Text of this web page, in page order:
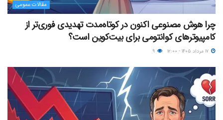
مقالات عمومی
چرا هوش مصنوعی اکنون در کوتاه‌مدت تهدیدی فوری‌تر از
کامپیوترهای کوانتومی برای بیت‌کوین است؟